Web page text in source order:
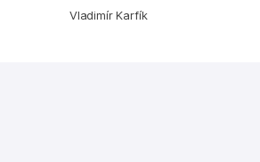
Vladimír Karfík